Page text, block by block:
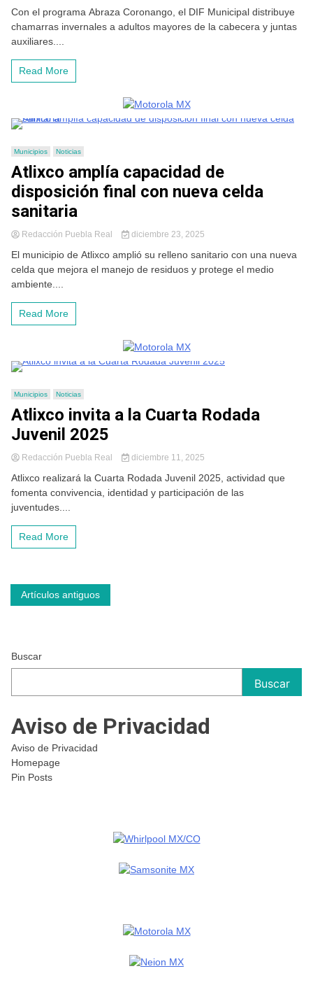
Con el programa Abraza Coronango, el DIF Municipal distribuye
chamarras invernales a adultos mayores de la cabecera y juntas
auxiliares....
Read More
Municipios Noticias
Atlixco amplía capacidad de
disposición final con nueva celda
sanitaria
Redacción Puebla Real diciembre 23, 2025
El municipio de Atlixco amplió su relleno sanitario con una nueva
celda que mejora el manejo de residuos y protege el medio
ambiente....
Read More
Municipios Noticias
Atlixco invita a la Cuarta Rodada
Juvenil 2025
Redacción Puebla Real diciembre 11, 2025
Atlixco realizará la Cuarta Rodada Juvenil 2025, actividad que
fomenta convivencia, identidad y participación de las
juventudes....
Read More
Navegación
entradas
Artículos antiguos
Buscar
Buscar
Aviso de Privacidad
Aviso de Privacidad
Homepage
Pin Posts